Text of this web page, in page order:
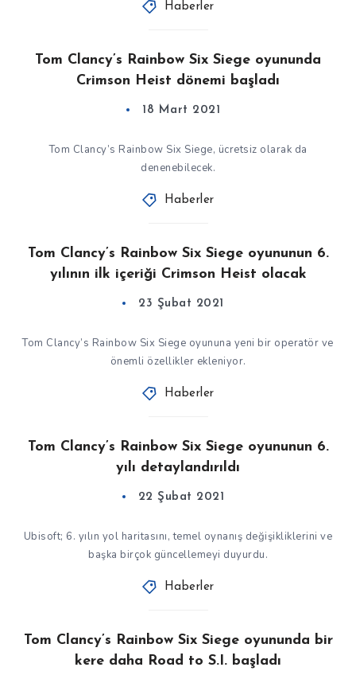
Haberler
Tom Clancy’s Rainbow Six Siege oyununda
Crimson Heist dönemi başladı
18 Mart 2021
Tom Clancy’s Rainbow Six Siege, ücretsiz olarak da
denenebilecek.
Haberler
Tom Clancy’s Rainbow Six Siege oyununun 6.
yılının ilk içeriği Crimson Heist olacak
23 Şubat 2021
Tom Clancy’s Rainbow Six Siege oyununa yeni bir operatör ve
önemli özellikler ekleniyor.
Haberler
Tom Clancy’s Rainbow Six Siege oyununun 6.
yılı detaylandırıldı
22 Şubat 2021
Ubisoft; 6. yılın yol haritasını, temel oynanış değişikliklerini ve
başka birçok güncellemeyi duyurdu.
Haberler
Tom Clancy’s Rainbow Six Siege oyununda bir
kere daha Road to S.I. başladı